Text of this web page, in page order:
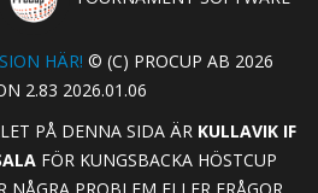
HÄR! © (C) PROCUP AB 2026
2.83 2026.01.06
PÅ DENNA SIDA ÄR KULLAVIK IF
FÖR KUNGSBACKA HÖSTCUP